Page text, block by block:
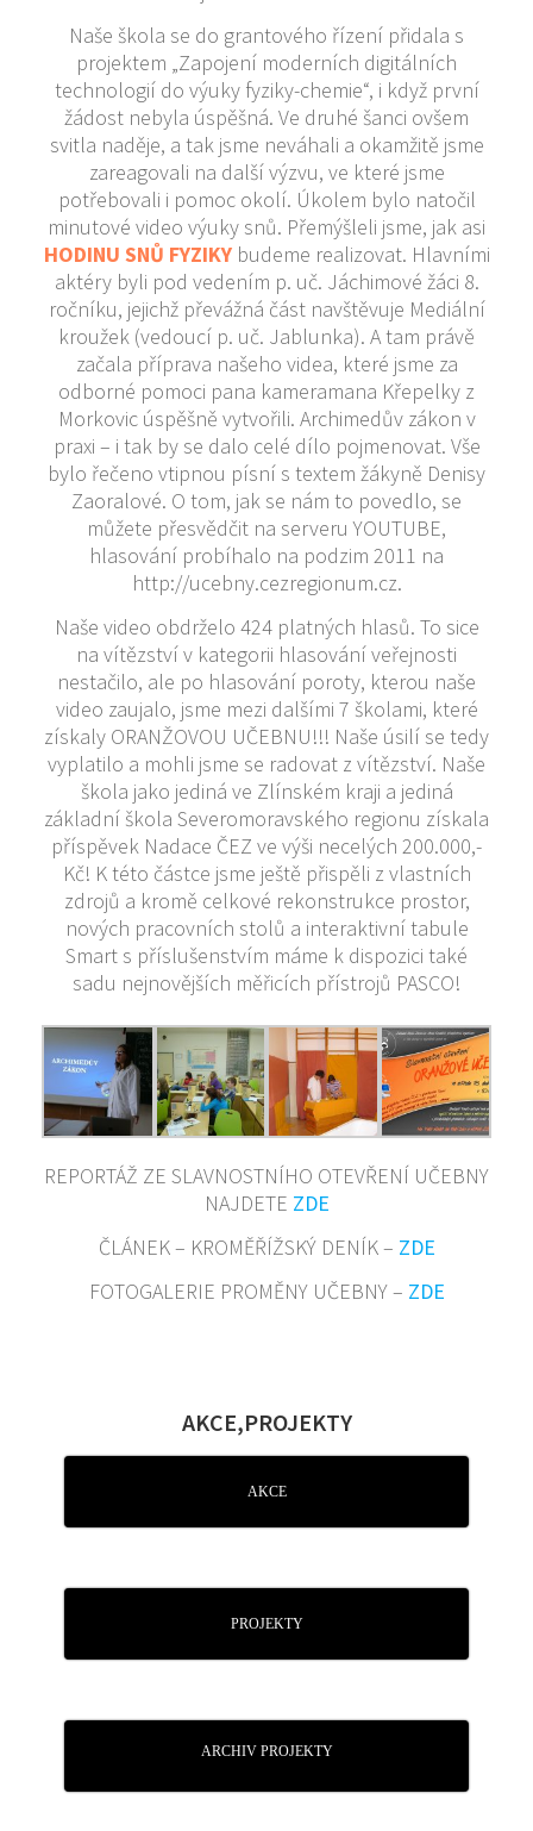
Naše škola se do grantového řízení přidala s
projektem „Zapojení moderních digitálních
technologií do výuky fyziky-chemie“, i když první
žádost nebyla úspěšná. Ve druhé šanci ovšem
svitla naděje, a tak jsme neváhali a okamžitě jsme
zareagovali na další výzvu, ve které jsme
potřebovali i pomoc okolí. Úkolem bylo natočil
minutové video výuky snů. Přemýšleli jsme, jak asi
HODINU SNŮ FYZIKYbudeme realizovat. Hlavními
aktéry byli pod vedením p. uč. Jáchimové žáci 8.
ročníku, jejichž převážná část navštěvuje Mediální
kroužek (vedoucí p. uč. Jablunka). A tam právě
začala příprava našeho videa, které jsme za
odborné pomoci pana kameramana Křepelky z
Morkovic úspěšně vytvořili. Archimedův zákon v
praxi – i tak by se dalo celé dílo pojmenovat. Vše
bylo řečeno vtipnou písní s textem žákyně Denisy
Zaoralové. O tom, jak se nám to povedlo, se
můžete přesvědčit na serveru YOUTUBE,
hlasování probíhalo na podzim 2011 na
http://ucebny.cezregionum.cz.
Naše video obdrželo 424 platných hlasů. To sice
na vítězství v kategorii hlasování veřejnosti
nestačilo, ale po hlasování poroty, kterou naše
video zaujalo, jsme mezi dalšími 7 školami, které
získaly ORANŽOVOU UČEBNU!!! Naše úsilí se tedy
vyplatilo a mohli jsme se radovat z vítězství. Naše
škola jako jediná ve Zlínském kraji a jediná
základní škola Severomoravského regionu získala
příspěvek Nadace ČEZ ve výši necelých 200.000,-
Kč! K této částce jsme ještě přispěli z vlastních
zdrojů a kromě celkové rekonstrukce prostor,
nových pracovních stolů a interaktivní tabule
Smart s příslušenstvím máme k dispozici také
sadu nejnovějších měřicích přístrojů PASCO!
REPORTÁŽ ZE SLAVNOSTNÍHO OTEVŘENÍ UČEBNY
NAJDETE ZDE
ČLÁNEK – KROMĚŘÍŽSKÝ DENÍK – ZDE
FOTOGALERIE PROMĚNY UČEBNY – ZDE
AKCE,PROJEKTY
AKCE
PROJEKTY
ARCHIV PROJEKTY